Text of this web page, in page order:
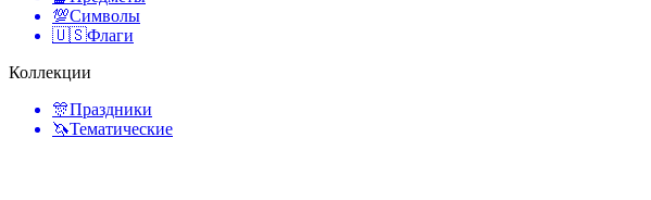
💯Символы
🇺🇸Флаги
Коллекции
🎊Праздники
🦄Тематические